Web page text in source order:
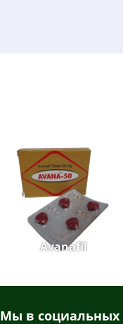
Avanafil
Мы в социальных